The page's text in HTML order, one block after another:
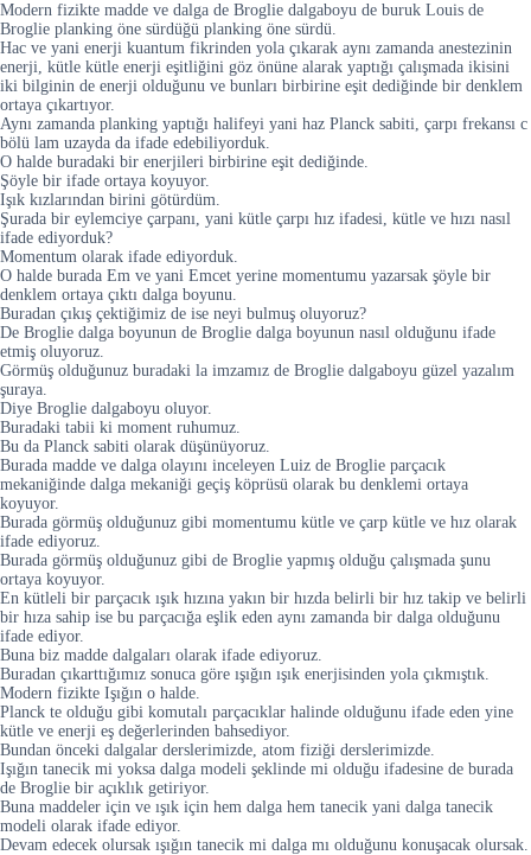
Modern fizikte madde ve dalga de Broglie dalgaboyu de buruk Louis de
Broglie planking öne sürdüğü planking öne sürdü.
Hac ve yani enerji kuantum fikrinden yola çıkarak aynı zamanda anestezinin
enerji, kütle kütle enerji eşitliğini göz önüne alarak yaptığı çalışmada ikisini
iki bilginin de enerji olduğunu ve bunları birbirine eşit dediğinde bir denklem
ortaya çıkartıyor.
Aynı zamanda planking yaptığı halifeyi yani haz Planck sabiti, çarpı frekansı c
bölü lam uzayda da ifade edebiliyorduk.
O halde buradaki bir enerjileri birbirine eşit dediğinde.
Şöyle bir ifade ortaya koyuyor.
Işık kızlarından birini götürdüm.
Şurada bir eylemciye çarpanı, yani kütle çarpı hız ifadesi, kütle ve hızı nasıl
ifade ediyorduk?
Momentum olarak ifade ediyorduk.
O halde burada Em ve yani Emcet yerine momentumu yazarsak şöyle bir
denklem ortaya çıktı dalga boyunu.
Buradan çıkış çektiğimiz de ise neyi bulmuş oluyoruz?
De Broglie dalga boyunun de Broglie dalga boyunun nasıl olduğunu ifade
etmiş oluyoruz.
Görmüş olduğunuz buradaki la imzamız de Broglie dalgaboyu güzel yazalım
şuraya.
Diye Broglie dalgaboyu oluyor.
Buradaki tabii ki moment ruhumuz.
Bu da Planck sabiti olarak düşünüyoruz.
Burada madde ve dalga olayını inceleyen Luiz de Broglie parçacık
mekaniğinde dalga mekaniği geçiş köprüsü olarak bu denklemi ortaya
koyuyor.
Burada görmüş olduğunuz gibi momentumu kütle ve çarp kütle ve hız olarak
ifade ediyoruz.
Burada görmüş olduğunuz gibi de Broglie yapmış olduğu çalışmada şunu
ortaya koyuyor.
En kütleli bir parçacık ışık hızına yakın bir hızda belirli bir hız takip ve belirli
bir hıza sahip ise bu parçacığa eşlik eden aynı zamanda bir dalga olduğunu
ifade ediyor.
Buna biz madde dalgaları olarak ifade ediyoruz.
Buradan çıkarttığımız sonuca göre ışığın ışık enerjisinden yola çıkmıştık.
Modern fizikte Işığın o halde.
Planck te olduğu gibi komutalı parçacıklar halinde olduğunu ifade eden yine
kütle ve enerji eş değerlerinden bahsediyor.
Bundan önceki dalgalar derslerimizde, atom fiziği derslerimizde.
Işığın tanecik mi yoksa dalga modeli şeklinde mi olduğu ifadesine de burada
de Broglie bir açıklık getiriyor.
Buna maddeler için ve ışık için hem dalga hem tanecik yani dalga tanecik
modeli olarak ifade ediyor.
Devam edecek olursak ışığın tanecik mi dalga mı olduğunu konuşacak olursak.